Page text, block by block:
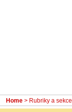
Home > Rubriky a sekce